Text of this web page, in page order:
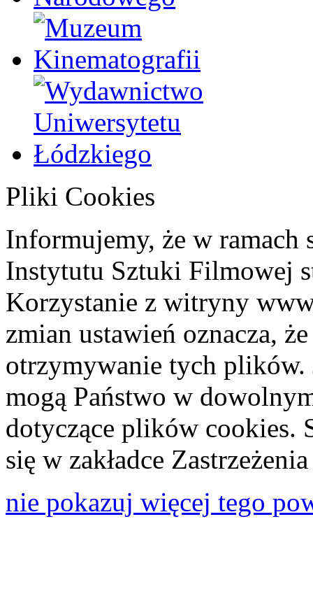
Pliki Cookies
Informujemy, że w ramach
Instytutu Sztuki Filmowej
Korzystanie z witryny
zmian ustawień oznacza,
otrzymywanie tych plików.
mogą Państwo w
dotyczące plików cookies.
się w zakładce
nie pokazuj więcej tego